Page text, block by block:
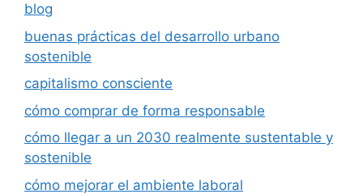
blog
buenas prácticas del desarrollo urbano
sostenible
capitalismo consciente
cómo comprar de forma responsable
cómo llegar a un 2030 realmente sustentable y
sostenible
cómo mejorar el ambiente laboral